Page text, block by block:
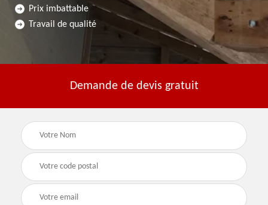
Prix imbattable
Travail de qualité
Demande de devis gratuit